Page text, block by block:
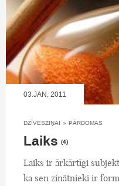
03.JAN, 2011
DZĪVESZIŅAI » PĀRDOMAS
Laiks (4)
Laiks ir ārkārtīgi
ka sen zinātnieki ir